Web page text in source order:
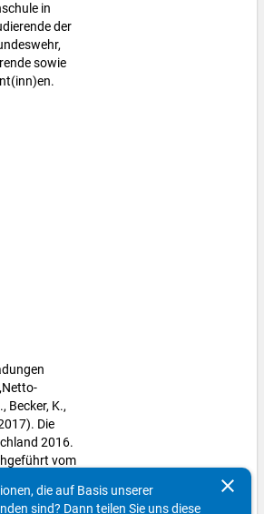
in
der
sowie
Becker, K.,
Die
2016.
vom
Berlin:
clear
die auf Basis unserer
sind? Dann teilen Sie uns diese